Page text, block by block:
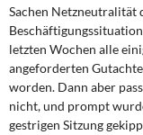
Memo-Gruppe
Institut
Rosa-
Sachen Netzneutralität
letzten Wochen alle
angeforderten
worden. Dann aber
nicht, und prompt
gestrigen Sitzung